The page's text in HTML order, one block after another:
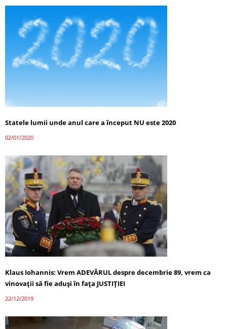
Statele lumii unde anul care a început NU este 2020
02/01/2020
Klaus Iohannis: Vrem ADEVĂRUL despre decembrie 89, vrem ca
vinovaţii să fie aduşi în faţa JUSTIȚIEI
22/12/2019